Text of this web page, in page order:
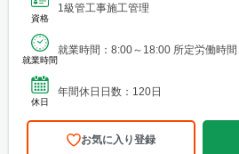
資格
1級管工事施工管理
就業時間
就業時間：8:00～18:00 所定労働時
休日
年間休日日数：120日
お気に入り登録